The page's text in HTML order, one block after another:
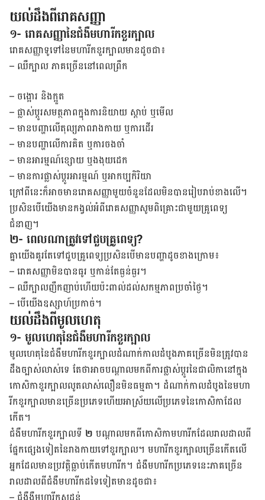
យល់ដឹង​ពី​រោគ​សញ្ញា
១- រោគសញ្ញានៃជំងឺមហារីកខួរក្បាល
រោគសញ្ញា​ទូទៅ​នៃ​មហារីក​ខួរ​ក្បាល​មាន​ដូចជា៖
– ឈឺ​ក្បាល ភាគ​ច្រើន​នៅ​ពេល​ព្រឹក
– ចង្អោរ និង​ក្អួត
– ផ្លាស់​ប្តូរ​សមត្ថភាព​ក្នុង​ការ​និយាយ ស្តាប់ ឬ​មើល
–មាន​បញ្ហា​លើ​តុល្យភាព​រាង​កាយ ឬ​ការ​ដើរ
–មាន​បញ្ហា​លើ​ការ​គិត ឬ​ការ​ចង​ចាំ
–មាន​អារម្មណ៍​ខ្សោយ ឬ​ងងុយ​ដេក
–មាន​ការ​ផ្លាស់​ប្តូរ​អារម្មណ៍ ឬ​អាកប្បកិរិយា
ក្រៅពីនេះ​ក៏អាច​មាន​រោគ​សញ្ញា​មួយ​ចំនួន​ដែល​មិន​បាន​រៀប​រាប់​ខាង​លើ។
ប្រសិន​បើយើង​​មាន​កង្វល់​អំពី​រោគ​សញ្ញា​សូម​ពិគ្រោះ​ជា​មួយ​គ្រូ​ពេទ្យ​
ជំនាញ។
២- ពេលណាត្រូវទៅជួបគ្រូពេទ្យ?
គ្នា​យើង​​គួរ​តែទៅជួប​គ្រួ​ពេទ្យ​ប្រសិន​បើ​​មាន​បញ្ហា​ដូច​ខាង​ក្រោម៖
–រោគសញ្ញា​​មិន​បាន​ធូរ ឬ​កាន់​តែ​ធ្ងន់​ធ្ងរ។
– ឈឺ​ក្បាល​ញឹក​ញាប់​ហើយ​ប៉ះ​ពាល់​ដល់​សកម្មភាព​ប្រចាំ​ថ្ងៃ។
–បើ​យើង​​ឧស្សាហ៍​ប្រកាច់។
យល់ដឹង​ពី​មូល​ហេតុ
១- មូលហេតុនៃជំងឺមហារីកខួរក្បាល
មូល​ហេតុ​នៃ​ជំងឺមហារីក​ខួរ​ក្បាល​ដំណាក់​កាល​ដំបូង​ភាគ​ច្រើន​មិន​ត្រូវ​បាន​
ដឹងច្បាស់​លាស់​ទេ តែថា​អាច​បណ្តាល​មក​ពី​ការ​ផ្លាស់​ប្តូរ​នៃ​ជាលិកា​នៅ​ក្នុង​
កោសិកា​ខួរ​ក្បាល​លូត​លាស់​លឿន​មិន​ធម្មតា​។ ដំណាក់​កាល​ដំបូង​នៃ​មហា​
រីក​ខួរ​ក្បាល​មាន​ច្រើន​ប្រភេទ​ហើយ​អាស្រ័យ​​លើ​ប្រភេទ​នៃ​កោសិកា​ដែល​
កើត។
ជំងឺ​មហារីក​ខួរ​ក្បាល​ទី ២ បណ្តាល​មក​ពី​កោសិកា​មហារីក​ដែល​រាល​ដាល​ពី​
ផ្នែក​ផ្សេង​ទៀត​នៃ​រាង​កាយ​ទៅ​ខួរ​ក្បាល។ មហារីកខួរក្បាល​ច្រើន​កើត​លើ
អ្នក​ដែល​មាន​ប្រវត្តិធ្លាប់​កើត​មហារីក។ ជំងឺ​មហារីក​ប្រភេទ​នេះ​ភាគ​ច្រើន​
រាល​ដាល​ពីជំងឺ​​មហារីក​ដទៃ​ទៀត​មាន​ដូច​ជា៖